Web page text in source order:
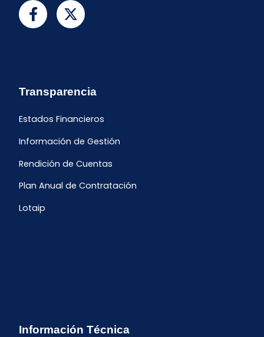
Transparencia
Estados Financieros
Información de Gestión
Rendición de Cuentas
Plan Anual de Contratación
Lotaip
Información Técnica